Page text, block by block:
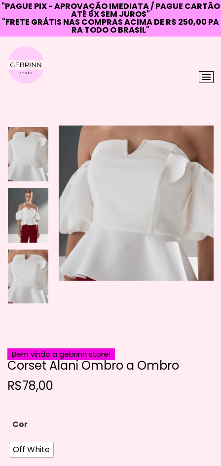
"PAGUE PIX - APROVAÇÃO IMEDIATA / PAGUE CARTÃO
ATÉ 6X SEM JUROS"
"FRETE GRÁTIS NAS COMPRAS ACIMA DE R$ 250,00 PA
RA TODO O BRASIL"
content
Bem vindo a gebrinn store!
Corset Alani Ombro a Ombro
R$78,00
Cor
Off White